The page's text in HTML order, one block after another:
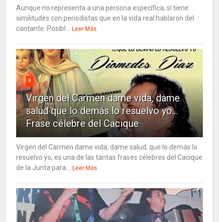
Aunque no representa a una persona específica, sí tiene
similitudes con periodistas que en la vida real hablaron del
cantante. Posibl...
Leer Más
8
Virgen del Carmen dame vida, dame
salud que lo demás lo resuelvo yo…
Frase célebre del Cacique
Virgen del Carmen dame vida, dame salud, que lo demás lo
resuelvo yo, es una de las tantas frases célebres del Cacique
de la Junta para...
Leer Más